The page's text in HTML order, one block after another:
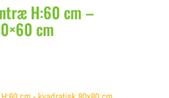
H:60 cm –
cm